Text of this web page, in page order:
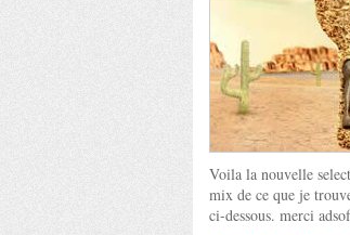
Voila la nouvelle
mix de ce que je
ci-dessous. merci